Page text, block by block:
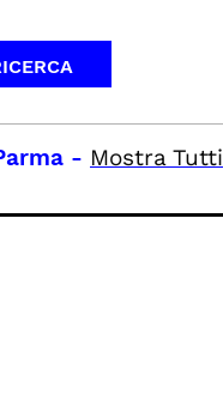
- Mostra Tutti